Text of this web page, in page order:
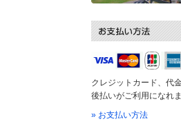
クレジットカード、代
後払いがご利用になれま
» お支払い方法